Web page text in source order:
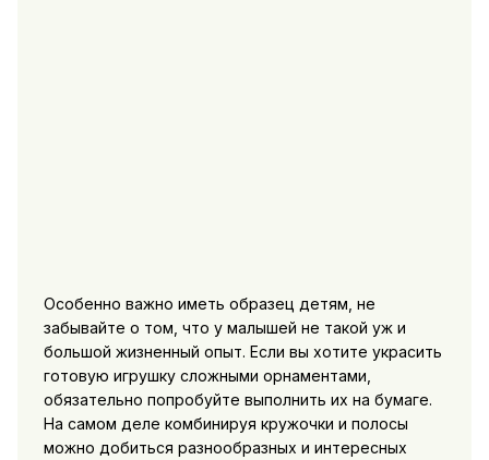
Особенно важно иметь образец детям, не
забывайте о том, что у малышей не такой уж и
большой жизненный опыт. Если вы хотите украсить
готовую игрушку сложными орнаментами,
обязательно попробуйте выполнить их на бумаге.
На самом деле комбинируя кружочки и полосы
можно добиться разнообразных и интересных